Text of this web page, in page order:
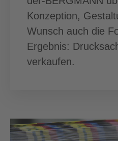
Konzeption,
Wunsch auch die
Ergebnis:
verkaufen.